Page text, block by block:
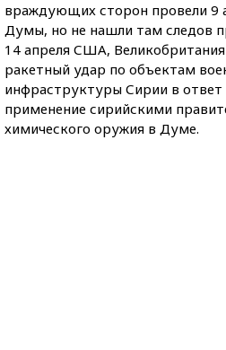
враждующих сторон провели 9
Думы, но не нашли там следов
14 апреля США,
ракетный удар по объектам
инфраструктуры Сирии в
применение сирийскими
химического оружия в Думе.